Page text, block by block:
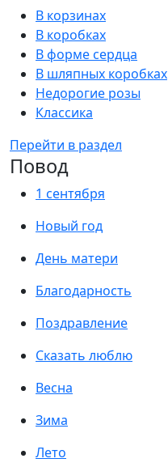
В корзинах
В коробках
В форме сердца
В шляпных коробках
Недорогие розы
Классика
Перейти в раздел
Повод
1 сентября
Новый год
День матери
Благодарность
Поздравление
Сказать люблю
Весна
Зима
Лето